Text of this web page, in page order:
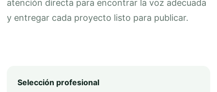
atención directa para encontrar la voz adecuada
y entregar cada proyecto listo para publicar.
Selección profesional